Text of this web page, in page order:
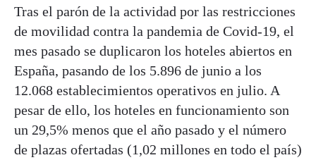
Tras el parón de la actividad por las restricciones
de movilidad contra la pandemia de Covid-19, el
mes pasado se duplicaron los hoteles abiertos en
España, pasando de los 5.896 de junio a los
12.068 establecimientos operativos en julio. A
pesar de ello, los hoteles en funcionamiento son
un 29,5% menos que el año pasado y el número
de plazas ofertadas (1,02 millones en todo el país)